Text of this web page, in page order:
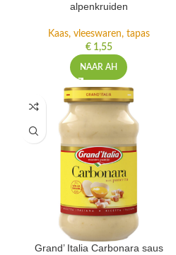
alpenkruiden
Kaas, vleeswaren, tapas
€1,55
NAAR AH
Grand’ Italia Carbonara saus